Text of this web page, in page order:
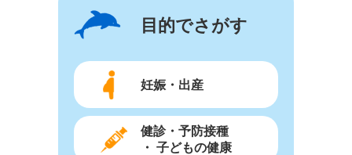
目的でさがす
妊娠・出産
健診・予防接種
・ 子どもの健康